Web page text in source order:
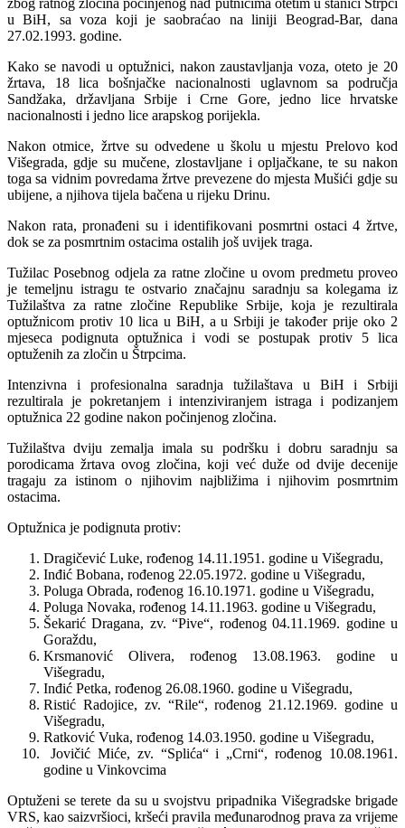
zbog ratnog zločina počinjenog nad putnicima otetim u stanici Štrpci
u BiH, sa voza koji je saobraćao na liniji Beograd-Bar, dana
27.02.1993. godine.
Kako se navodi u optužnici, nakon zaustavljanja voza, oteto je 20
žrtava, 18 lica bošnjačke nacionalnosti uglavnom sa područja
Sandžaka, državljana Srbije i Crne Gore, jedno lice hrvatske
nacionalnosti i jedno lice arapskog porijekla.
Nakon otmice, žrtve su odvedene u školu u mjestu Prelovo kod
Višegrada, gdje su mučene, zlostavljane i opljačkane, te su nakon
toga sa vidnim povredama žrtve prevezene do mjesta Mušići gdje su
ubijene, a njihova tijela bačena u rijeku Drinu.
Nakon rata, pronađeni su i identifikovani posmrtni ostaci 4 žrtve,
dok se za posmrtnim ostacima ostalih još uvijek traga.
Tužilac Posebnog odjela za ratne zločine u ovom predmetu proveo
je temeljnu istragu te ostvario značajnu saradnju sa kolegama iz
Tužilaštva za ratne zločine Republike Srbije, koja je rezultirala
optužnicom protiv 10 lica u BiH, a u Srbiji je također prije oko 2
mjeseca podignuta optužnica i vodi se postupak protiv 5 lica
optuženih za zločin u Štrpcima.
Intenzivna i profesionalna saradnja tužilaštava u BiH i Srbiji
rezultirala je pokretanjem i intenziviranjem istraga i podizanjem
optužnica 22 godine nakon počinjenog zločina.
Tužilaštva dviju zemalja imala su podršku i dobru saradnju sa
porodicama žrtava ovog zločina, koji već duže od dvije decenije
tragaju za istinom o njihovim najbližima i njihovim posmrtnim
ostacima.
Optužnica je podignuta protiv:
Dragičević Luke, rođenog 14.11.1951. godine u Višegradu,
Inđić Bobana, rođenog 22.05.1972. godine u Višegradu,
Poluga Obrada, rođenog 16.10.1971. godine u Višegradu,
Poluga Novaka, rođenog 14.11.1963. godine u Višegradu,
Šekarić Dragana, zv. “Pive“, rođenog 04.11.1969. godine u
Goraždu,
Krsmanović Olivera, rođenog 13.08.1963. godine u
Višegradu,
Inđić Petka, rođenog 26.08.1960. godine u Višegradu,
Ristić Radojice, zv. “Rile“, rođenog 21.12.1969. godine u
Višegradu,
Ratković Vuka, rođenog 14.03.1950. godine u Višegradu,
Jovičić Miće, zv. “Splića“ i „Crni“, rođenog 10.08.1961.
godine u Vinkovcima
Optuženi se terete da su u svojstvu pripadnika Višegradske brigade
VRS, kao saizvršioci, kršeći pravila međunarodnog prava za vrijeme